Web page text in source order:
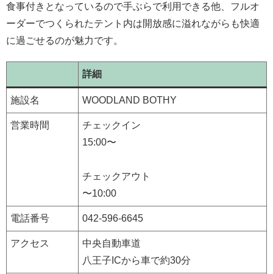
食事付きとなっているので手ぶらで利用できる他、フルオ
ーダーでつくられたテント内は開放感に溢れながらも快適
に過ごせるのが魅力です。
詳細
施設名 WOODLAND BOTHY
営業時間
チェックイン
15:00〜
チェックアウト
〜10:00
電話番号 042-596-6645
アクセス
中央自動車道
八王子ICから車で約30分